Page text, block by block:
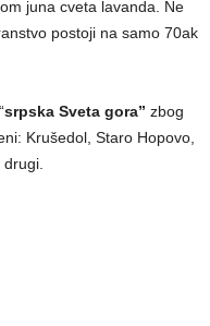
juna cveta lavanda. Ne
postoji na samo 70ak
srpska Sveta gora” zbog
Krušedol, Staro Hopovo,